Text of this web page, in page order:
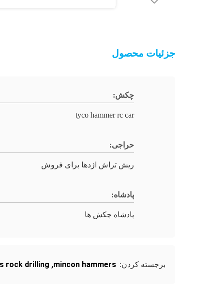
جزئیات محصول
چکش:
tyco hammer rc car
حراجی:
ریش تراش اژدها برای فروش
پادشاه:
پادشاه چکش ها
برجسته کردن: mincon hammers
,
rock drilling